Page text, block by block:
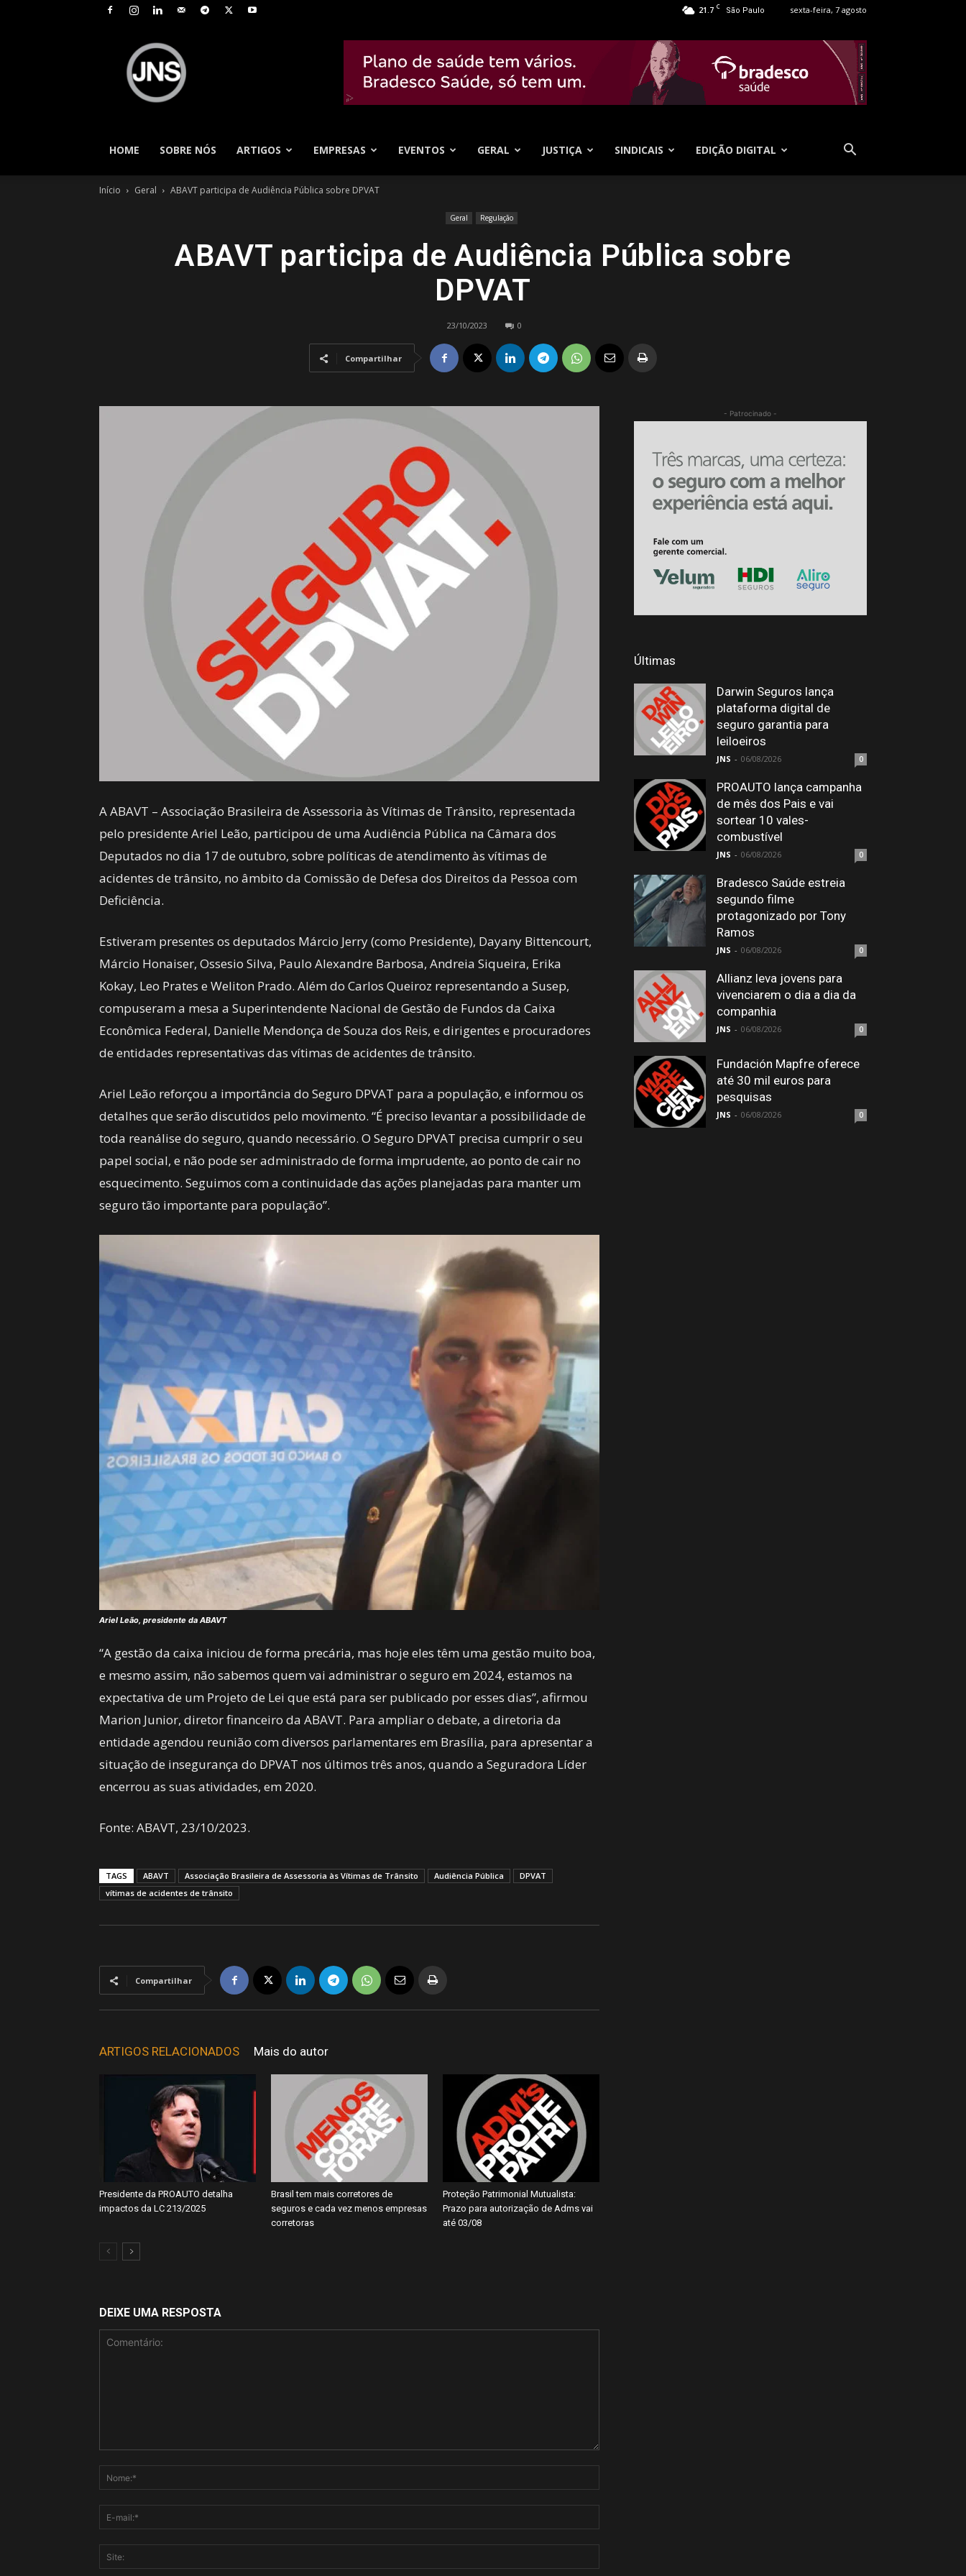
21.7 C São Paulo sexta-feira, 7 agosto
HOME
SOBRE NÓS ARTIGOS EMPRESAS EVENTOS GERAL JUSTIÇA SINDICAIS EDIÇÃO DIGITAL
Início Geral ABAVT participa de Audiência Pública sobre DPVAT
Geral Regulação
ABAVT participa de Audiência Pública sobre
DPVAT
23/10/2023 0
Compartilhar
A ABAVT – Associação Brasileira de Assessoria às Vítimas de Trânsito, representada
pelo presidente Ariel Leão, participou de uma Audiência Pública na Câmara dos
Deputados no dia 17 de outubro, sobre políticas de atendimento às vítimas de
acidentes de trânsito, no âmbito da Comissão de Defesa dos Direitos da Pessoa com
Deficiência.
Estiveram presentes os deputados Márcio Jerry (como Presidente), Dayany Bittencourt,
Márcio Honaiser, Ossesio Silva, Paulo Alexandre Barbosa, Andreia Siqueira, Erika
Kokay, Leo Prates e Weliton Prado. Além do Carlos Queiroz representando a Susep,
compuseram a mesa a Superintendente Nacional de Gestão de Fundos da Caixa
Econômica Federal, Danielle Mendonça de Souza dos Reis, e dirigentes e procuradores
de entidades representativas das vítimas de acidentes de trânsito.
Ariel Leão reforçou a importância do Seguro DPVAT para a população, e informou os
detalhes que serão discutidos pelo movimento. “É preciso levantar a possibilidade de
toda reanálise do seguro, quando necessário. O Seguro DPVAT precisa cumprir o seu
papel social, e não pode ser administrado de forma imprudente, ao ponto de cair no
esquecimento. Seguimos com a continuidade das ações planejadas para manter um
seguro tão importante para população”.
Ariel Leão, presidente da ABAVT
“A gestão da caixa iniciou de forma precária, mas hoje eles têm uma gestão muito boa,
e mesmo assim, não sabemos quem vai administrar o seguro em 2024, estamos na
expectativa de um Projeto de Lei que está para ser publicado por esses dias”, afirmou
Marion Junior, diretor financeiro da ABAVT. Para ampliar o debate, a diretoria da
entidade agendou reunião com diversos parlamentares em Brasília, para apresentar a
situação de insegurança do DPVAT nos últimos três anos, quando a Seguradora Líder
encerrou as suas atividades, em 2020.
Fonte: ABAVT, 23/10/2023.
TAGS ABAVT Associação Brasileira de Assessoria às Vítimas de Trânsito Audiência Pública
DPVAT
vítimas de acidentes de trânsito
Compartilhar
ARTIGOS RELACIONADOS Mais do autor
Presidente da PROAUTO detalha
impactos da LC 213/2025
Brasil tem mais corretores de
seguros e cada vez menos empresas
corretoras
Proteção Patrimonial Mutualista:
Prazo para autorização de Adms vai
até 03/08
DEIXE UMA RESPOSTA
- Patrocinado -
Últimas
Darwin Seguros lança
plataforma digital de
seguro garantia para
leiloeiros
JNS - 06/08/2026 0
PROAUTO lança campanha
de mês dos Pais e vai
sortear 10 vales-
combustível
JNS - 06/08/2026 0
Bradesco Saúde estreia
segundo filme
protagonizado por Tony
Ramos
JNS - 06/08/2026 0
Allianz leva jovens para
vivenciarem o dia a dia da
companhia
JNS - 06/08/2026 0
Fundación Mapfre oferece
até 30 mil euros para
pesquisas
JNS - 06/08/2026 0